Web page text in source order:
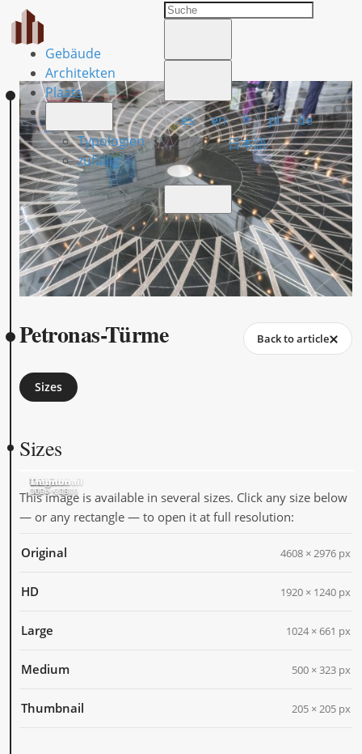
Gebäude
Architekten
Plaats
Typologien
zufällig
es en fr pt
de
日本語
Petronas-Türme Back to article
Sizes
Sizes
Original
4608 × 2976
HD
1920 × 1240
Large
1024 × 661
Medium
500 × 323
Thumbnail
205 × 205
This image is available in several sizes. Click any size below
— or any rectangle — to open it at full resolution:
Original 4608 × 2976 px
HD 1920 × 1240 px
Large 1024 × 661 px
Medium 500 × 323 px
Thumbnail 205 × 205 px